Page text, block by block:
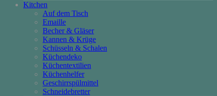
Kitchen
Auf dem Tisch
Emaille
Becher & Gläser
Kannen & Krüge
Schüsseln & Schalen
Küchendeko
Küchentextilien
Küchenhelfer
Geschirrspülmittel
Schneidebretter